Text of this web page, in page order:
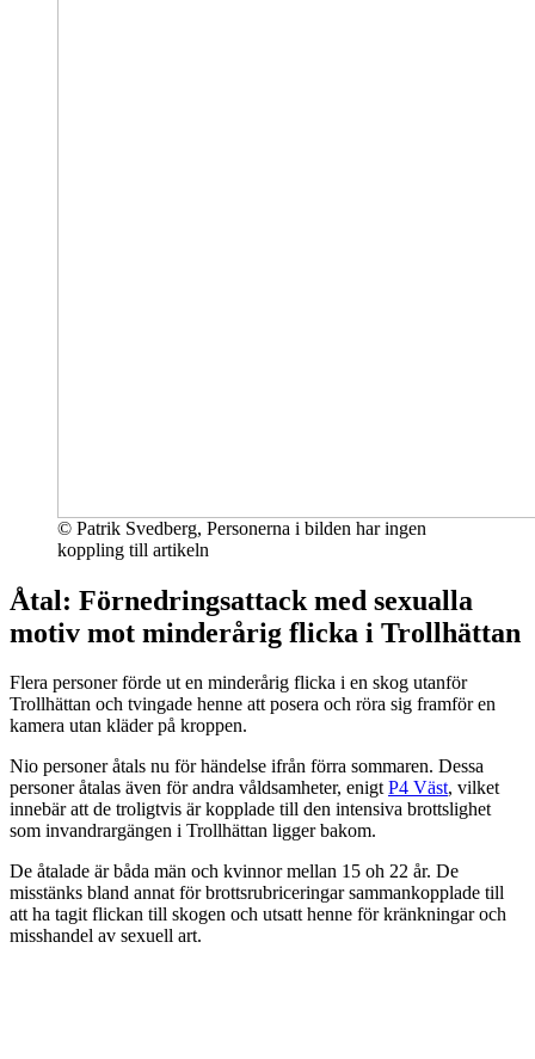
© Patrik Svedberg, Personerna i bilden har ingen
koppling till artikeln
Åtal: Förnedringsattack med sexualla
motiv mot minderårig flicka i Trollhättan
Flera personer förde ut en minderårig flicka i en skog utanför
Trollhättan och tvingade henne att posera och röra sig framför en
kamera utan kläder på kroppen.
Nio personer åtals nu för händelse ifrån förra sommaren. Dessa
personer åtalas även för andra våldsamheter, enigtP4 Väst, vilket
innebär att de troligtvis är kopplade till den intensiva brottslighet
som invandrargängen i Trollhättan ligger bakom.
De åtalade är båda män och kvinnor mellan 15 oh 22 år. De
misstänks bland annat för brottsrubriceringar sammankopplade till
att ha tagit flickan till skogen och utsatt henne för kränkningar och
misshandel av sexuell art.